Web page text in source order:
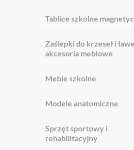
Tablice szkolne
Zaślepki do krzeseł i
akcesoria meblowe
Meble szkolne
Modele anatomiczne
Sprzęt sportowy i
rehabilitacyjny